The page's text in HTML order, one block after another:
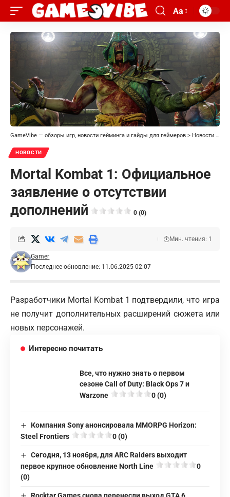
Aa
GameVibe — обзоры игр, новости гейминга и гайды для геймеров > Новости
НОВОСТИ
Mortal Kombat 1: Официальное
заявление о отсутствии
дополнений
0 (0)
Последнее обновление: 11.06.2025 02:07
Gamer
Мин. чтения: 1
Разработчики Mortal Kombat 1 подтвердили, что игра
не получит дополнительных расширений сюжета или
новых персонажей.
Интересно почитать
Все, что нужно знать о первом
сезоне Call of Duty: Black Ops 7 и
Warzone
0 (0)
Компания Sony анонсировала MMORPG Horizon:
Steel Frontiers
0 (0)
Сегодня, 13 ноября, для ARC Raiders выходит
первое крупное обновление North Line
0
(0)
Rocktar Games снова перенесли выход GTA 6